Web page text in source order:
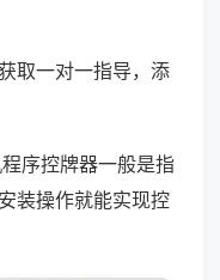
取一对一指导，添
序控牌器一般是指
装操作就能实现控